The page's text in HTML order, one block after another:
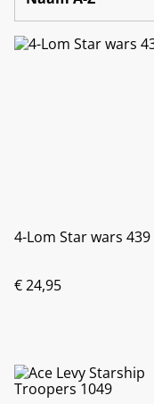
4-Lom Star wars 439
€ 24,95